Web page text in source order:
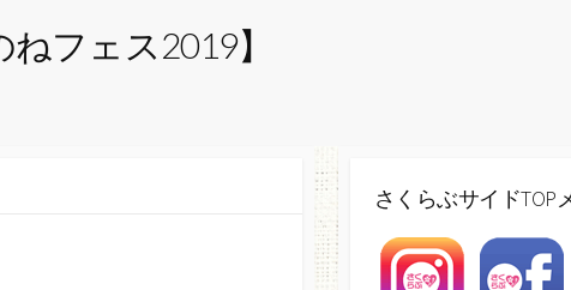
フェス2019】
さくらぶサイドTOP